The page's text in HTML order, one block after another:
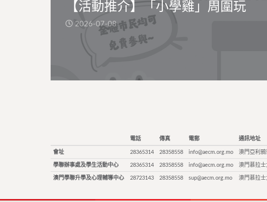
【活動推介】「小學雞」周圍玩
2026-07-08
電話 傳真 電郵 通訊地址
會址 28365314 28358558 info@aecm.org.mo 澳門亞利
學聯辦事處及學生活動中心 28365314 28358558 info@aecm.org.mo 澳門慕拉
澳門學聯升學及心理輔導中心 28723143 28358558 sup@aecm.org.mo 澳門慕拉